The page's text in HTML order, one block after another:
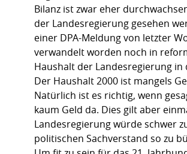
Bilanz ist zwar eher
der Landesregierung gesehen
einer DPA-Meldung von letzter
verwandelt worden noch in
Haushalt der Landesregierung
Der Haushalt 2000 ist mangels
Natürlich ist es richtig, wenn
kaum Geld da. Dies gilt aber
Landesregierung würde schwer
politischen Sachverstand so zu